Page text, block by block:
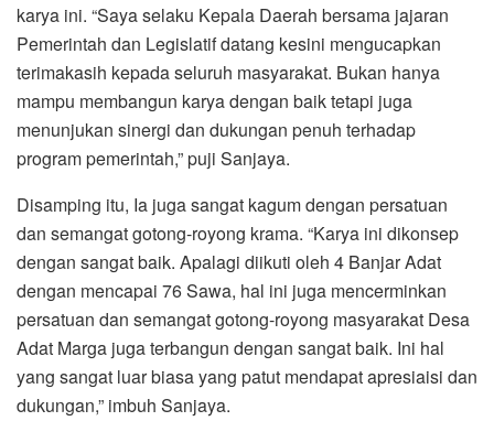
karya ini. “Saya selaku Kepala Daerah bersama jajaran
Pemerintah dan Legislatif datang kesini mengucapkan
terimakasih kepada seluruh masyarakat. Bukan hanya
mampu membangun karya dengan baik tetapi juga
menunjukan sinergi dan dukungan penuh terhadap
program pemerintah,” puji Sanjaya.
Disamping itu, Ia juga sangat kagum dengan persatuan
dan semangat gotong-royong krama. “Karya ini dikonsep
dengan sangat baik. Apalagi diikuti oleh 4 Banjar Adat
dengan mencapai 76 Sawa, hal ini juga mencerminkan
persatuan dan semangat gotong-royong masyarakat Desa
Adat Marga juga terbangun dengan sangat baik. Ini hal
yang sangat luar biasa yang patut mendapat apresiaisi dan
dukungan,” imbuh Sanjaya.